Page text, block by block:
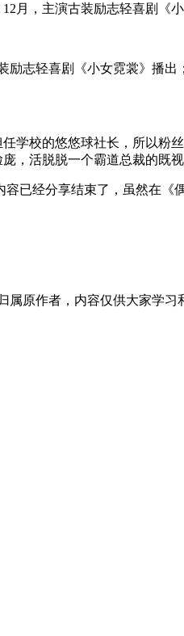
月，主演古装励志轻喜剧《小
励志轻喜剧《小女霓裳》播
学校的悠悠球社长，所以
，活脱脱一个霸道总裁的既
已经分享结束了，虽然在
原作者，内容仅供大家学